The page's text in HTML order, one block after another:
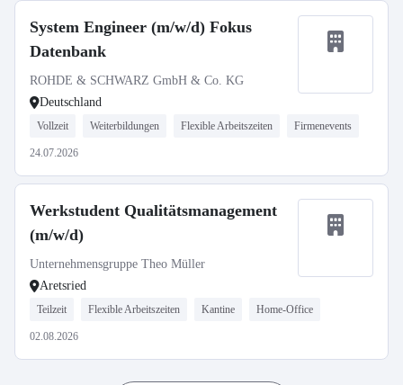
System Engineer (m/w/d) Fokus
Datenbank
ROHDE & SCHWARZ GmbH & Co. KG
Deutschland
Vollzeit Weiterbildungen Flexible Arbeitszeiten Firmenevents
24.07.2026
Werkstudent Qualitätsmanagement
(m/w/d)
Unternehmensgruppe Theo Müller
Aretsried
Teilzeit Flexible Arbeitszeiten Kantine Home-Office
02.08.2026